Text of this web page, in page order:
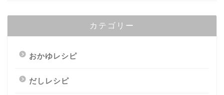
カテゴリー
おかゆレシピ
だしレシピ